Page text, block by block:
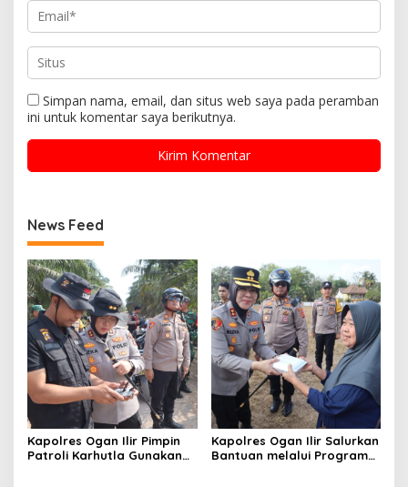
Simpan nama, email, dan situs web saya pada peramban
ini untuk komentar saya berikutnya.
News Feed
Kapolres Ogan Ilir Pimpin
Patroli Karhutla Gunakan
Kapolres Ogan Ilir Salurkan
Bantuan melalui Program